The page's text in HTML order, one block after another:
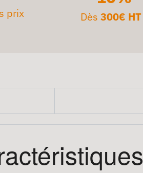
prix
Dès 300€ HT